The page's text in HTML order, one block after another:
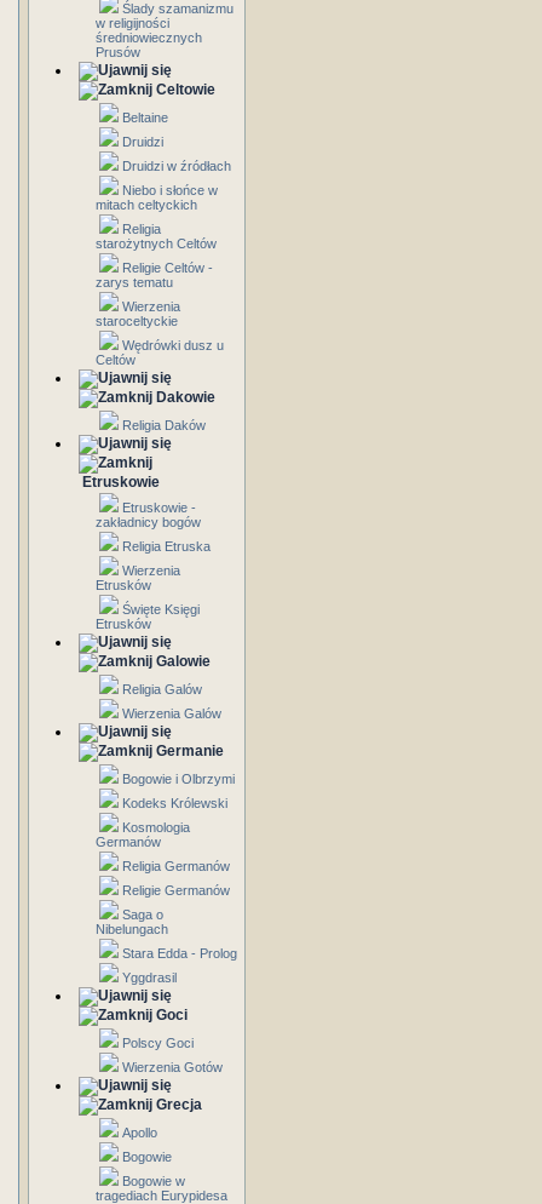
Ślady szamanizmu
w religijności
średniowiecznych
Prusów
Celtowie
Beltaine
Druidzi
Druidzi w źródłach
Niebo i słońce w
mitach celtyckich
Religia
starożytnych Celtów
Religie Celtów -
zarys tematu
Wierzenia
staroceltyckie
Wędrówki dusz u
Celtów
Dakowie
Religia Daków
Etruskowie
Etruskowie -
zakładnicy bogów
Religia Etruska
Wierzenia
Etrusków
Święte Księgi
Etrusków
Galowie
Religia Galów
Wierzenia Galów
Germanie
Bogowie i Olbrzymi
Kodeks Królewski
Kosmologia
Germanów
Religia Germanów
Religie Germanów
Saga o
Nibelungach
Stara Edda - Prolog
Yggdrasil
Goci
Polscy Goci
Wierzenia Gotów
Grecja
Apollo
Bogowie
Bogowie w
tragediach Eurypidesa